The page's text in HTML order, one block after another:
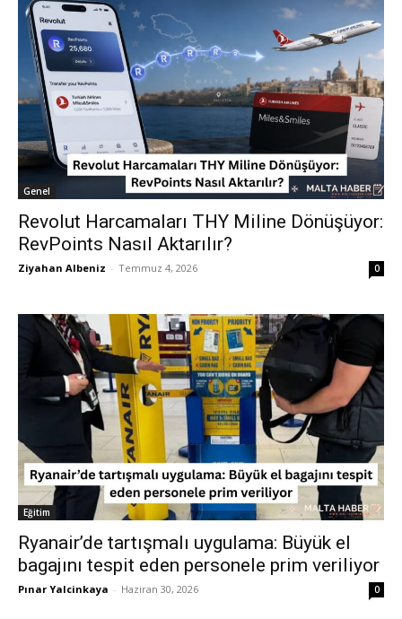
Genel
Revolut Harcamaları THY Miline Dönüşüyor:
RevPoints Nasıl Aktarılır?
Ziyahan Albeniz - Temmuz 4, 2026 0
Eğitim
Ryanair’de tartışmalı uygulama: Büyük el
bagajını tespit eden personele prim veriliyor
Pınar Yalcinkaya - Haziran 30, 2026 0